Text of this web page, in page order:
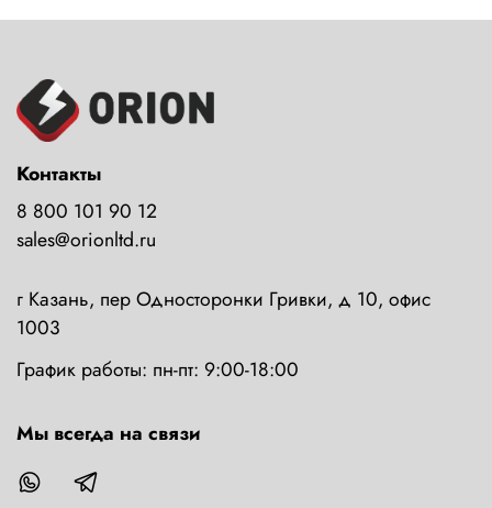
Контакты
8 800 101 90 12
sales@orionltd.ru
г Казань, пер Односторонки Гривки, д 10, офис
1003
График работы: пн-пт: 9:00-18:00
Мы всегда на связи